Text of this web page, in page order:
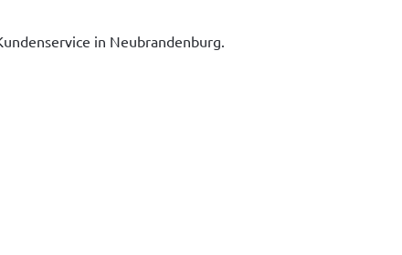
in Neubrandenburg.